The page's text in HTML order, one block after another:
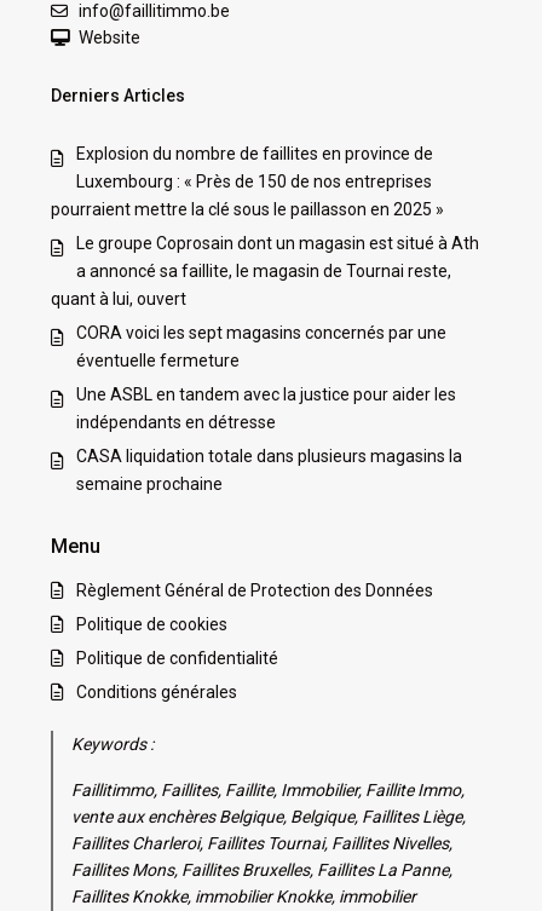
info@faillitimmo.be
Website
Derniers Articles
Explosion du nombre de faillites en province de
Luxembourg : « Près de 150 de nos entreprises
pourraient mettre la clé sous le paillasson en 2025 »
Le groupe Coprosain dont un magasin est situé à Ath
a annoncé sa faillite, le magasin de Tournai reste,
quant à lui, ouvert
CORA voici les sept magasins concernés par une
éventuelle fermeture
Une ASBL en tandem avec la justice pour aider les
indépendants en détresse
CASA liquidation totale dans plusieurs magasins la
semaine prochaine
Menu
Règlement Général de Protection des Données
Politique de cookies
Politique de confidentialité
Conditions générales
Keywords :
Faillitimmo, Faillites, Faillite, Immobilier, Faillite Immo,
vente aux enchères Belgique, Belgique, Faillites Liège,
Faillites Charleroi, Faillites Tournai, Faillites Nivelles,
Faillites Mons, Faillites Bruxelles, Faillites La Panne,
Faillites Knokke, immobilier Knokke, immobilier